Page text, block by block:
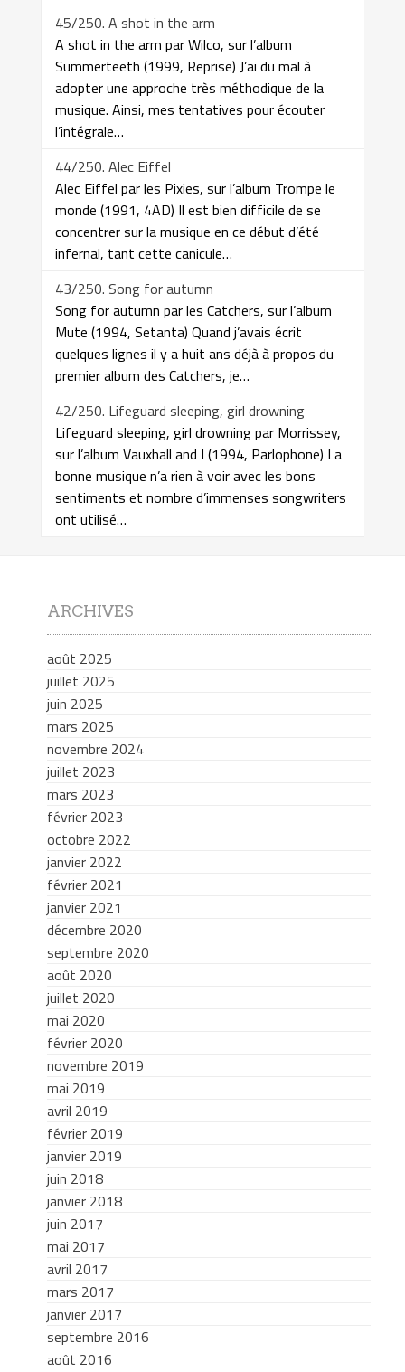
45/250. A shot in the arm
A shot in the arm par Wilco, sur l’album
Summerteeth (1999, Reprise) J’ai du mal à
adopter une approche très méthodique de la
musique. Ainsi, mes tentatives pour écouter
l’intégrale…
44/250. Alec Eiffel
Alec Eiffel par les Pixies, sur l’album Trompe le
monde (1991, 4AD) Il est bien difficile de se
concentrer sur la musique en ce début d’été
infernal, tant cette canicule…
43/250. Song for autumn
Song for autumn par les Catchers, sur l’album
Mute (1994, Setanta) Quand j’avais écrit
quelques lignes il y a huit ans déjà à propos du
premier album des Catchers, je…
42/250. Lifeguard sleeping, girl drowning
Lifeguard sleeping, girl drowning par Morrissey,
sur l’album Vauxhall and I (1994, Parlophone) La
bonne musique n’a rien à voir avec les bons
sentiments et nombre d’immenses songwriters
ont utilisé…
ARCHIVES
août 2025
juillet 2025
juin 2025
mars 2025
novembre 2024
juillet 2023
mars 2023
février 2023
octobre 2022
janvier 2022
février 2021
janvier 2021
décembre 2020
septembre 2020
août 2020
juillet 2020
mai 2020
février 2020
novembre 2019
mai 2019
avril 2019
février 2019
janvier 2019
juin 2018
janvier 2018
juin 2017
mai 2017
avril 2017
mars 2017
janvier 2017
septembre 2016
août 2016